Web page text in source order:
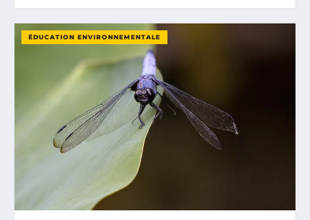
ÉDUCATION ENVIRONNEMENTALE